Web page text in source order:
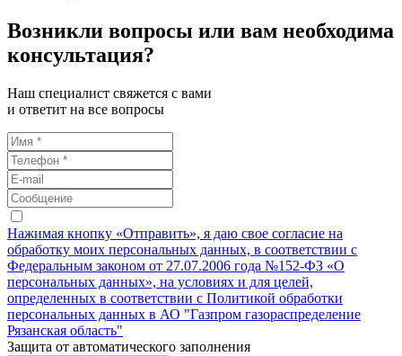
Возникли вопросы или вам необходима
консультация?
Наш специалист свяжется с вами
и ответит на все вопросы
Нажимая кнопку «Отправить», я даю свое согласие на
обработку моих персональных данных, в соответствии с
Федеральным законом от 27.07.2006 года №152-ФЗ «О
персональных данных», на условиях и для целей,
определенных в соответствии с Политикой обработки
персональных данных в АО "Газпром газораспределение
Рязанская область"
Защита от автоматического заполнения